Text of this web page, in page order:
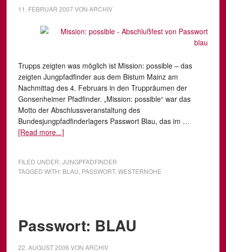
11. FEBRUAR 2007VON ARCHIV
Trupps zeigten was möglich ist Mission: possible – das
zeigten Jungpfadfinder aus dem Bistum Mainz am
Nachmittag des 4. Februars in den Truppräumen der
Gonsenheimer Pfadfinder. „Mission: possible“ war das
Motto der Abschlussveranstaltung des
Bundesjungpfadfinderlagers Passwort Blau, das im …
[Read more...]
FILED UNDER:JUNGPFADFINDER
TAGGED WITH: BLAU PASSWORT, WESTERNOHE
Passwort: BLAU
22. AUGUST 2006 VON ARCHIV